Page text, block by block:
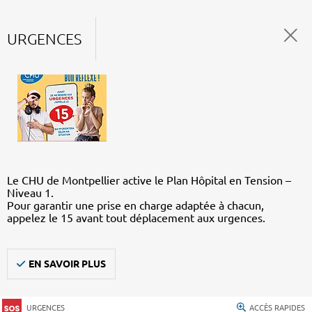
URGENCES
Le CHU de Montpellier active le Plan Hôpital en Tension –
Niveau 1.
Pour garantir une prise en charge adaptée à chacun,
appelez le 15 avant tout déplacement aux urgences.
EN SAVOIR PLUS
URGENCES ACCÈS RAPIDES